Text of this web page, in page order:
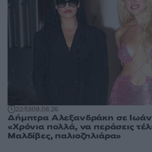
22:5309.08.26
Δήμητρα Αλεξανδράκη σε
«Χρόνια πολλά, να περάσεις
Μαλδίβες, παλιοζηλιάρα»